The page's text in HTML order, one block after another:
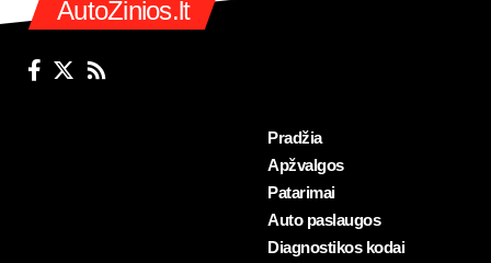
AutoZinios.lt
Pradžia
Apžvalgos
Patarimai
Auto paslaugos
Diagnostikos kodai